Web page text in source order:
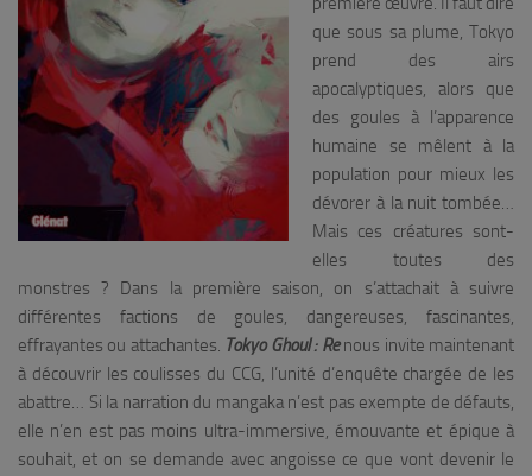
que sous sa plume, Tokyo
prend des airs
apocalyptiques, alors que
des goules à l’apparence
humaine se mêlent à la
population pour mieux les
dévorer à la nuit tombée…
Mais ces créatures sont-
elles toutes des
monstres ? Dans la première saison, on s’attachait à suivre
différentes factions de goules, dangereuses, fascinantes,
effrayantes ou attachantes. Tokyo Ghoul : Renous invite maintenant
à découvrir les coulisses du CCG, l’unité d’enquête chargée de les
abattre… Si la narration du mangaka n’est pas exempte de défauts,
elle n’en est pas moins ultra-immersive, émouvante et épique à
souhait, et on se demande avec angoisse ce que vont devenir le